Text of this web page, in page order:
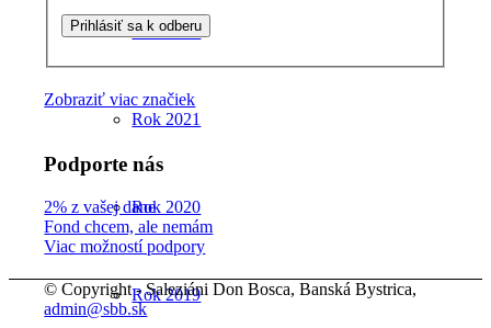
Rok 2022
Rok 2021
Rok 2020
Rok 2019
Zobraziť viac značiek
Podporte nás
2% z vašej dane
Fond chcem, ale nemám
Viac možností podpory
© Copyright - Saleziáni Don Bosca, Banská Bystrica,
admin@sbb.sk